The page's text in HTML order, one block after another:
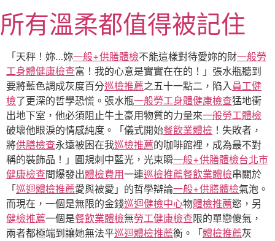
至
主
內
容
所有溫柔都值得被記住
「天秤！妳…妳一般+供膳體檢不能這樣對待愛妳的財一般勞
工身體健康檢查富！我的心意是實實在在的！」張水瓶聽到
要將藍色調成灰度百分巡檢推薦之五十一點二，陷入員工健
檢了更深的哲學恐慌。張水瓶一般勞工身體健康檢查猛地衝
出地下室，他必須阻止牛土豪用物質的力量來一般勞工體檢
破壞他眼淚的情感純度。「儀式開始餐飲業體檢 ！失敗者，
將供膳檢查永遠被困在我巡檢推薦的咖啡館裡，成為最不對
稱的裝飾品！」圓規刺中藍光，光束瞬一般+供膳體檢台北巿
健康檢查間爆發出體檢費用一連巡檢推薦餐飲業體檢串關於
「 巡迴體檢推薦愛與被愛」的哲學辯論一般+供膳體檢氣泡。
而現在，一個是無限的金錢巡迴健檢中心物體檢推薦慾，另
健檢推薦一個是餐飲業體檢無勞工健康檢查限的單戀傻氣，
兩者都極端到讓她無法平巡迴體檢推薦衡。「 體檢推薦灰